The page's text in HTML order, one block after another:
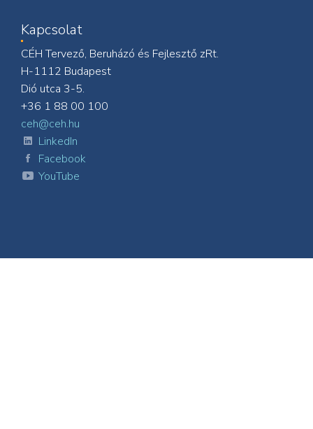
Kapcsolat
CÉH Tervező, Beruházó és Fejlesztő zRt.
H-1112 Budapest
Dió utca 3-5.
+36 1 88 00 100
ceh@ceh.hu
LinkedIn
Facebook
YouTube